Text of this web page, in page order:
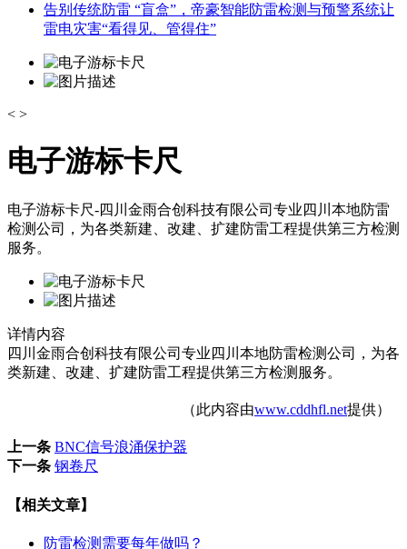
告别传统防雷 “盲盒”，帝豪智能防雷检测与预警系统让
雷电灾害“看得见、管得住”
< >
电子游标卡尺
电子游标卡尺-四川金雨合创科技有限公司专业四川本地防雷
检测公司，为各类新建、改建、扩建防雷工程提供第三方检测
服务。
详情内容
四川金雨合创科技有限公司专业四川本地防雷检测公司，为各
类新建、改建、扩建防雷工程提供第三方检测服务。
（此内容由www.cddhfl.net提供）
上一条 BNC信号浪涌保护器
下一条 钢卷尺
【相关文章】
防雷检测需要每年做吗？